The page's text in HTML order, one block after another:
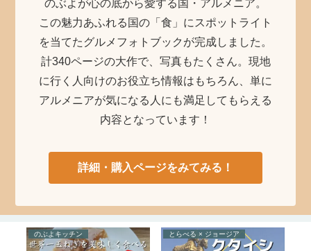
のぶよが心の底から愛する国・アルメニア。
この魅力あふれる国の「食」にスポットライト
を当てたグルメフォトブックが完成しました。
計340ページの大作で、写真もたくさん。現地
に行く人向けのお役立ち情報はもちろん、単に
アルメニアが気になる人にも満足してもらえる
内容となっています！
詳細・購入ページをみてみる！
とらべる × トルコ のぶよキッチン